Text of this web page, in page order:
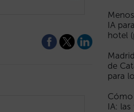
IA
hotel
de
para
IA: